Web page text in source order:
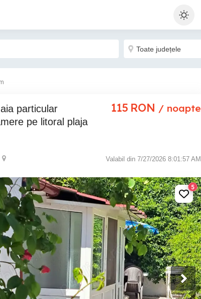
pe litoral plaja
115 RON / noapte
Valabil din 7/27/2026 8:01:57 AM
5